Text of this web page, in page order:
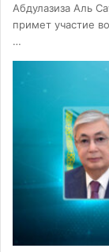
Абдулазиза Аль
примет участие
…